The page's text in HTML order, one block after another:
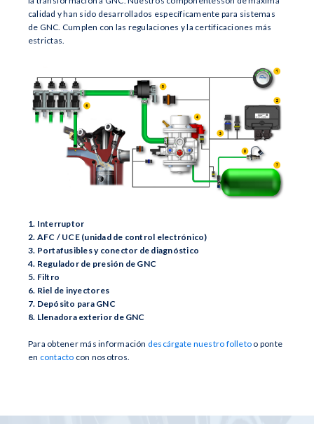
calidad y han sido desarrollados específicamente para sistemas
de GNC. Cumplen con las regulaciones y la certificaciones más
estrictas.
1. Interruptor
2. AFC / UCE (unidad de control electrónico)
3. Portafusibles y conector de diagnóstico
4. Regulador de presión de GNC
5. Filtro
6. Riel de inyectores
7. Depósito para GNC
8. Llenadora exterior de GNC
Para obtener más información descárgate nuestro folleto o ponte
en contacto con nosotros.